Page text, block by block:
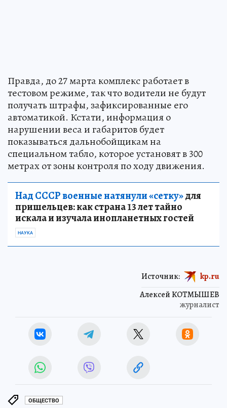
Правда, до 27 марта комплекс работает в
тестовом режиме, так что водители не будут
получать штрафы, зафиксированные его
автоматикой. Кстати, информация о
нарушении веса и габаритов будет
показываться дальнобойщикам на
специальном табло, которое установят в 300
метрах от зоны контроля по ходу движения.
Над СССР военные натянули «сетку»для
пришельцев: как страна 13 лет тайно
искала и изучала инопланетных гостей
НАУКА
Алексей КОТМЫШЕВ
журналист
Источник: kp.ru
ОБЩЕСТВО